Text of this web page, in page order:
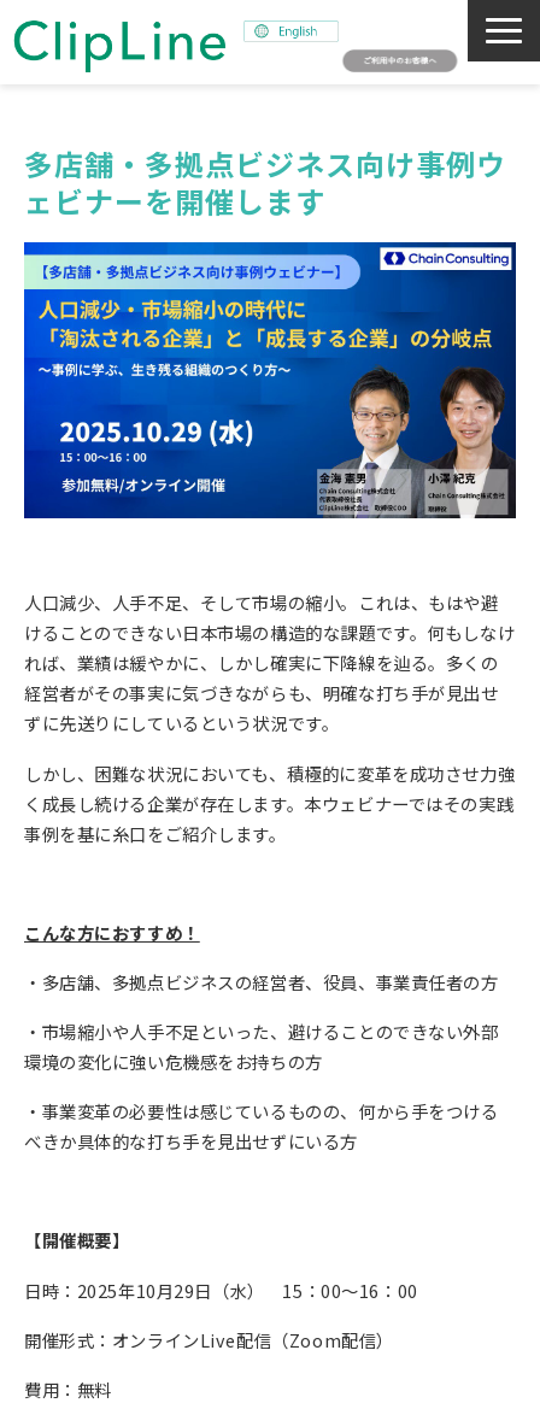
事業紹介
ミッション
ニュース
サステナビリティ
採用情報
SNAPSHOT
多店舗・多拠点ビジネス向け事例ウ
ェビナーを開催します
人口減少、人手不足、そして市場の縮小。これは、もはや避
けることのできない日本市場の構造的な課題です。何もしなけ
れば、業績は緩やかに、しかし確実に下降線を辿る。多くの
経営者がその事実に気づきながらも、明確な打ち手が見出せ
ずに先送りにしているという状況です。
しかし、困難な状況においても、積極的に変革を成功させ力強
く成長し続ける企業が存在します。本ウェビナーではその実践
事例を基に糸口をご紹介します。
こんな方におすすめ！
・多店舗、多拠点ビジネスの経営者、役員、事業責任者の方
・市場縮小や人手不足といった、避けることのできない外部
環境の変化に強い危機感をお持ちの方
・事業変革の必要性は感じているものの、何から手をつける
べきか具体的な打ち手を見出せずにいる方
【開催概要】
日時：2025年10月29日（水） 15：00～16：00
開催形式：オンラインLive配信（Zoom配信）
費用：無料